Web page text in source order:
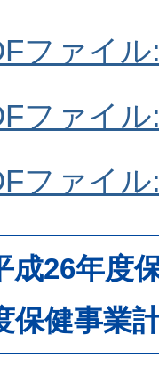
ファイ
ファイ
ファイ
成26年度
保健事業